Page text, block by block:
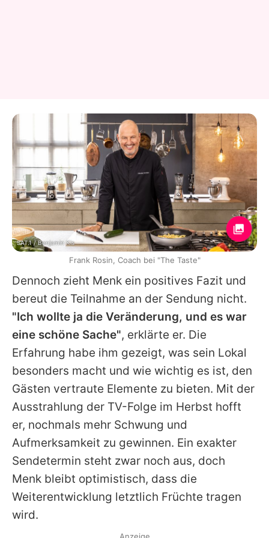
Dennoch zieht Menk ein positives Fazit und
bereut die Teilnahme an der Sendung nicht.
"Ich wollte ja die Veränderung, und es war
eine schöne Sache", erklärte er. Die
Erfahrung habe ihm gezeigt, was sein Lokal
besonders macht und wie wichtig es ist, den
Gästen vertraute Elemente zu bieten. Mit der
Ausstrahlung der TV-Folge im Herbst hofft
er, nochmals mehr Schwung und
Aufmerksamkeit zu gewinnen. Ein exakter
Sendetermin steht zwar noch aus, doch
Menk bleibt optimistisch, dass die
Weiterentwicklung letztlich Früchte tragen
wird.
SAT.1 / Benjamin Kis
Frank Rosin, Coach bei "The Taste"
Anzeige